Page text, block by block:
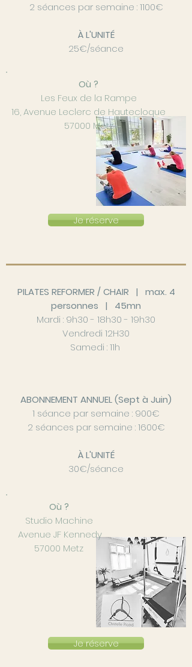
2 séances par semaine : 1100€
À L'UNITÉ
25€/séance
Où ?
Les Feux de la Rampe
16, Avenue Leclerc de Hautecloque
57000 Metz
Je réserve
PILATES REFORMER / CHAIR | max. 4
personnes | 45mn
Mardi : 9h30 - 18h30 - 19h30
Vendredi 12H30
Samedi : 11h
ABONNEMENT ANNUEL (Sept à Juin)
1 séance par semaine : 900€
2 séances par semaine : 1600€
À L'UNITÉ
30€/séance
Où ?
Studio Machine
Avenue JF Kennedy
57000 Metz
Je réserve